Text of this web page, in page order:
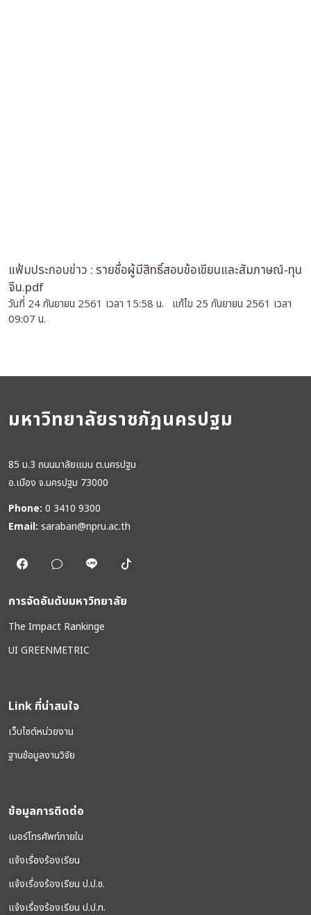
แฟ้มประกอบข่าว : รายชื่อผู้มีสิทธิ์สอบข้อเขียนและสัมภาษณ์-ทุน
จีน.pdf
วันที่ 24 กันยายน 2561 เวลา 15:58 น. แก้ไข 25 กันยายน 2561 เวลา
09:07 น.
มหาวิทยาลัยราชภัฏนครปฐม
85 ม.3 ถนนมาลัยแมน ต.นครปฐม
อ.เมือง จ.นครปฐม 73000
Phone: 0 3410 9300
Email: saraban@npru.ac.th
การจัดอันดับมหาวิทยาลัย
The Impact Rankinge
UI GREENMETRIC
Link ที่น่าสนใจ
เว็บไซต์หน่วยงาน
ฐานข้อมูลงานวิจัย
ข้อมูลการติดต่อ
เบอร์โทรศัพท์ภายใน
แจ้งเรื่องร้องเรียน
แจ้งเรื่องร้องเรียน ป.ป.ช.
แจ้งเรื่องร้องเรียน ป.ป.ท.